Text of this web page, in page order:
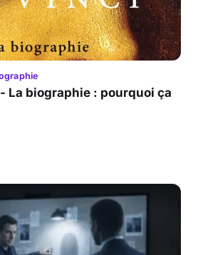
La biographie : pourquoi ça